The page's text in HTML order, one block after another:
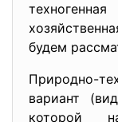
будем
Природно-
вариант
которой